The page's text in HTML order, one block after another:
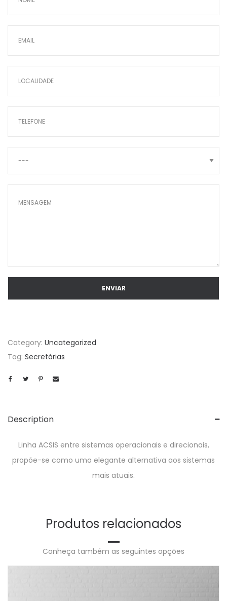
Category: Uncategorized
Tag: Secretárias
Description
Linha ACSIS entre sistemas operacionais e direcionais,
propõe-se como uma elegante alternativa aos sistemas
mais atuais.
Produtos relacionados
Conheça também as seguintes opções